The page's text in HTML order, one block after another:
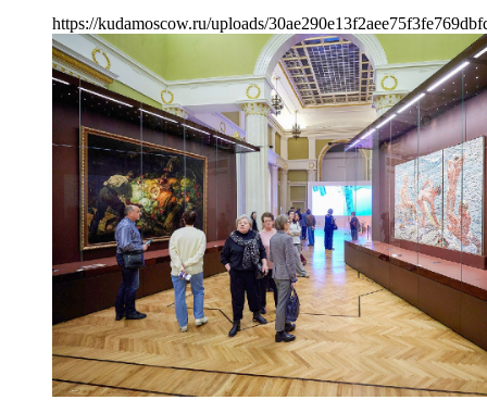
https://kudamoscow.ru/uploads/